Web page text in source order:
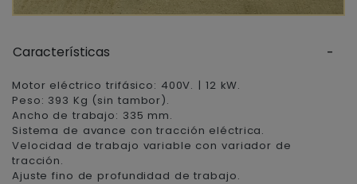
Características
Motor eléctrico trifásico: 400V. | 12 kW.
Peso: 393 Kg (sin tambor).
Ancho de trabajo: 335 mm.
Sistema de avance con tracción eléctrica.
Velocidad de trabajo variable con variador de
tracción.
Ajuste fino de profundidad de trabajo.